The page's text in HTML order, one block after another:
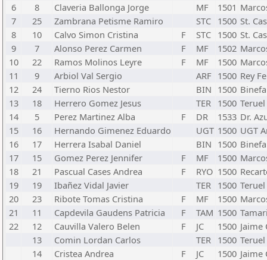
6
8 Claveria Ballonga Jorge MF 1501
7
25 Zambrana Petisme Ramiro STC 1500 St.
8
10 Calvo Simon Cristina F STC 1500 St.
9
7 Alonso Perez Carmen F MF 1502
10
22 Ramos Molinos Leyre F MF 1500
11
9 Arbiol Val Sergio ARF 1500 Rey
12
24 Tierno Rios Nestor BIN 1500
13
18 Herrero Gomez Jesus TER 1500 Teruel
14
5 Perez Martinez Alba F DR 1533 Dr.
15
16 Hernando Gimenez Eduardo UGT 1500 UGT
16
17 Herrera Isabal Daniel BIN 1500
17
15 Gomez Perez Jennifer F MF 1500
18
21 Pascual Cases Andrea F RYO 1500
19
19 Ibañez Vidal Javier TER 1500 Teruel
20
23 Ribote Tomas Cristina F MF 1500
21
11 Capdevila Gaudens Patricia F TAM 1500
22
12 Cauvilla Valero Belen F JC 1500 Jaime
13
Comin Lordan Carlos TER 1500 Teruel
14
Cristea Andrea F JC 1500 Jaime